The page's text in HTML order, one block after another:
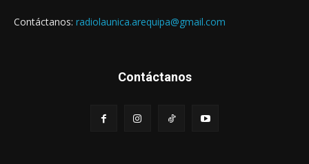
Contáctanos: radiolaunica.arequipa@gmail.com
Contáctanos